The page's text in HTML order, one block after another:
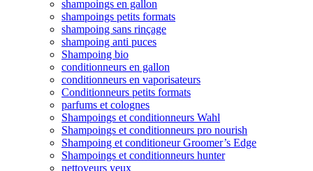
shampoings en gallon
shampoings petits formats
shampoing sans rinçage
shampoing anti puces
Shampoing bio
conditionneurs en gallon
conditionneurs en vaporisateurs
Conditionneurs petits formats
parfums et colognes
Shampoings et conditionneurs Wahl
Shampoings et conditionneurs pro nourish
Shampoing et conditioneur Groomer’s Edge
Shampoings et conditionneurs hunter
nettoyeurs yeux